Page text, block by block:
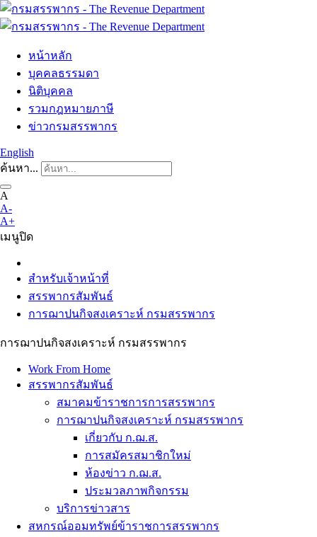
หน้าหลัก
บุคคลธรรมดา
นิติบุคคล
รวมกฎหมายภาษี
ข่าวกรมสรรพากร
English
ค้นหา...
A
A-
A+
เมนูปิด
สำหรับเจ้าหน้าที่
สรรพากรสัมพันธ์
การฌาปนกิจสงเคราะห์ กรมสรรพากร
การฌาปนกิจสงเคราะห์ กรมสรรพากร
Work From Home
สรรพากรสัมพันธ์
สมาคมข้าราชการการสรรพากร
การฌาปนกิจสงเคราะห์ กรมสรรพากร
เกี่ยวกับ ก.ฌ.ส.
การสมัครสมาชิกใหม่
ห้องข่าว ก.ฌ.ส.
ประมวลภาพกิจกรรม
บริการข่าวสาร
สหกรณ์ออมทรัพย์ข้าราชการสรรพากร